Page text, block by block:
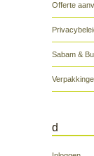
Offerte
Sabam &
d